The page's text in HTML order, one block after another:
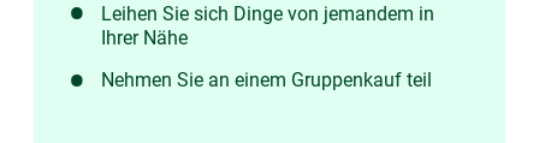
Leihen Sie sich Dinge von jemandem in
Ihrer Nähe
Nehmen Sie an einem Gruppenkauf teil